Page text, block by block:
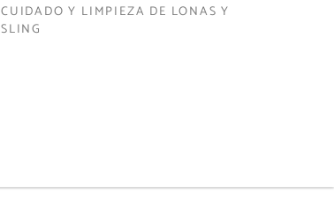
CUIDADO Y LIMPIEZA DE LONAS Y
SLING